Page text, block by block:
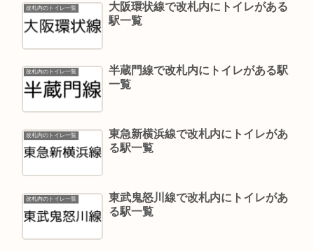
改札内のトイレ一覧
大阪環状線で改札内にトイレがある
駅一覧
改札内のトイレ一覧
半蔵門線で改札内にトイレがある駅
一覧
改札内のトイレ一覧
東急新横浜線で改札内にトイレがあ
る駅一覧
改札内のトイレ一覧
東武鬼怒川線で改札内にトイレがあ
る駅一覧